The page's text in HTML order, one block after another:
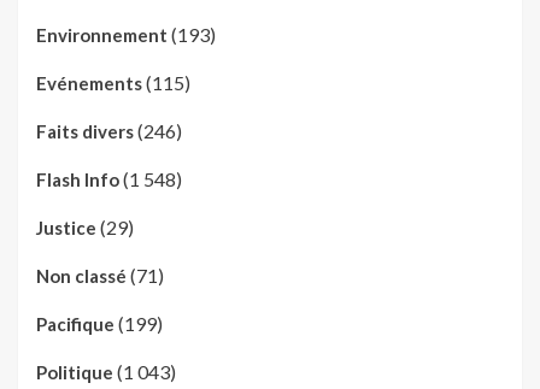
Environnement (193)
Evénements(115)
Faits divers(246)
Flash Info(1 548)
Justice (29)
Non classé (71)
Pacifique (199)
Politique (1 043)